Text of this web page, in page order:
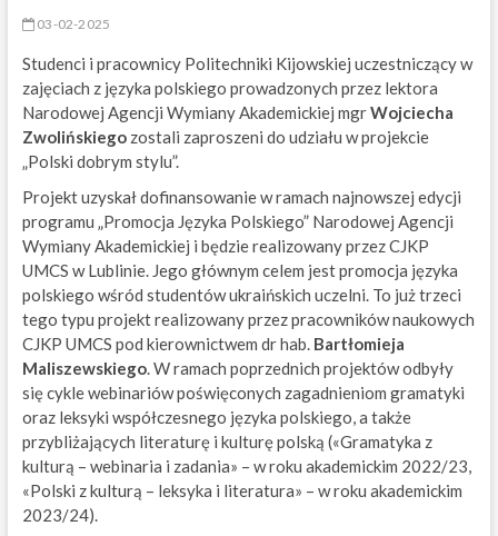
03-02-2025
Studenci i pracownicy Politechniki Kijowskiej uczestniczący w
zajęciach z języka polskiego prowadzonych przez lektora
Narodowej Agencji Wymiany Akademickiej mgrWojciecha
Zwolińskiegozostali zaproszeni do udziału w projekcie
„Polski dobrym stylu”.
Projekt uzyskał dofinansowanie w ramach najnowszej edycji
programu „Promocja Języka Polskiego” Narodowej Agencji
Wymiany Akademickiej i będzie realizowany przez CJKP
UMCS w Lublinie. Jego głównym celem jest promocja języka
polskiego wśród studentów ukraińskich uczelni. To już trzeci
tego typu projekt realizowany przez pracowników naukowych
CJKP UMCS pod kierownictwem dr hab. Bartłomieja
Maliszewskiego. W ramach poprzednich projektów odbyły
się cykle webinariów poświęconych zagadnieniom gramatyki
oraz leksyki współczesnego języka polskiego, a także
przybliżających literaturę i kulturę polską («Gramatyka z
kulturą – webinaria i zadania» – w roku akademickim 2022/23,
«Polski z kulturą – leksyka i literatura» – w roku akademickim
2023/24).